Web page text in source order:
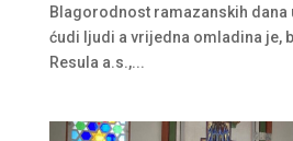
Blagorodnost ramazanskih dana
ćudi ljudi a vrijedna omladina je,
Resula a.s.,...